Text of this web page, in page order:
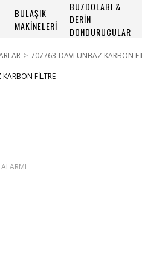
BULAŞIK
MAKİNELERİ
BUZDOLABI &
DERİN
DONDURUCULAR
707763-DAVLUNBAZ KARBON